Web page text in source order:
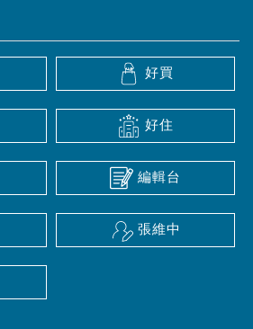
好買
好住
編輯台
張維中